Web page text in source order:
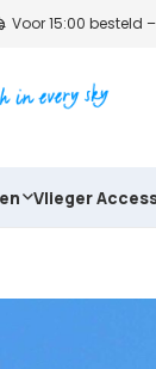
Voor 15:00 besteld
Vlieger